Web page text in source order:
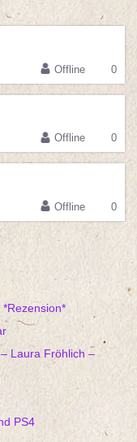
Offline
0
Offline
0
Offline
0
Laura Fröhlich –
PS4